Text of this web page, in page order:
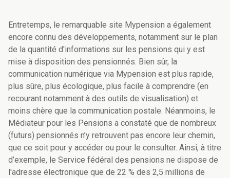
Entretemps, le remarquable site Mypension a également
encore connu des développements, notamment sur le plan
de la quantité d'informations sur les pensions qui y est
mise à disposition des pensionnés. Bien sûr, la
communication numérique via Mypension est plus rapide,
plus sûre, plus écologique, plus facile à comprendre (en
recourant notamment à des outils de visualisation) et
moins chère que la communication postale. Néanmoins, le
Médiateur pour les Pensions a constaté que de nombreux
(futurs) pensionnés n’y retrouvent pas encore leur chemin,
que ce soit pour y accéder ou pour le consulter. Ainsi, à titre
d’exemple, le Service fédéral des pensions ne dispose de
l'adresse électronique que de 22 % des 2,5 millions de